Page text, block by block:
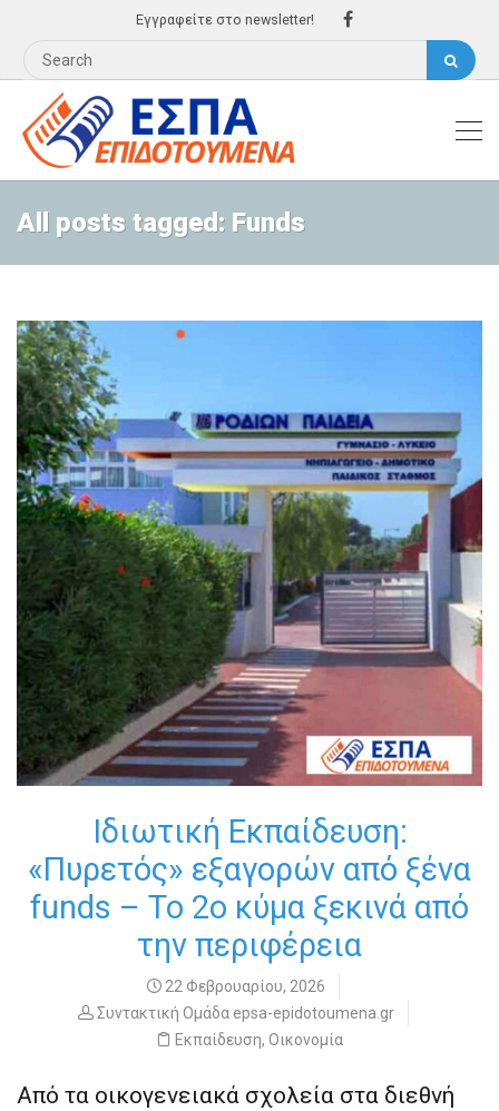
Εγγραφείτε στο newsletter!
All posts tagged: Funds
Ιδιωτική Εκπαίδευση:
«Πυρετός» εξαγορών από ξένα
funds – Το 2ο κύμα ξεκινά από
την περιφέρεια
22 Φεβρουαρίου, 2026
Συντακτική Ομάδα epsa-epidotoumena.gr
Εκπαίδευση, Οικονομία
Από τα οικογενειακά σχολεία στα διεθνή